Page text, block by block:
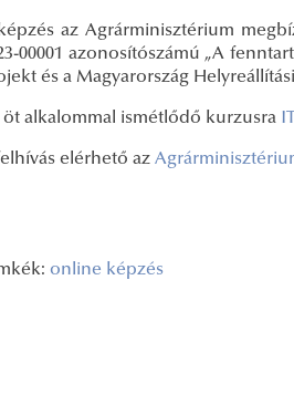
az Agrárminisztérium
00001 azonosítószámú „A
és a Magyarország
öt alkalommal ismétlődő kurzusra
elérhető az
online képzés